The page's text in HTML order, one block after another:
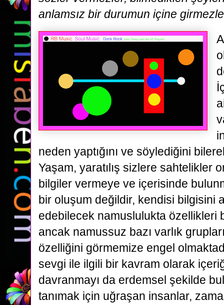
anlamsız bir durumun içine
neden yaptığını ve söylediğini
Yaşam, yaratılış sizlere sahtelikler
bilgiler vermeye ve içerisinde
bir oluşum değildir, kendisi bilgisini
edebilecek namuslulukta özellikleri
ancak namussuz bazı varlık
özelliğini görmemize engel
sevgi ile ilgili bir kavram olarak
davranmayı da erdemsel şekilde
tanımak için uğraşan insanlar,